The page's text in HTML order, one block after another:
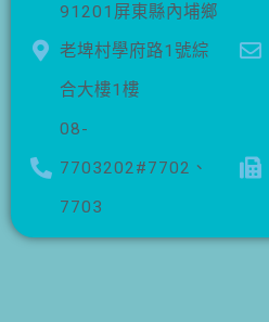
91201屏東縣內埔鄉
老埤村學府路1號綜
合大樓1樓
08-
7703202#7702、
7703